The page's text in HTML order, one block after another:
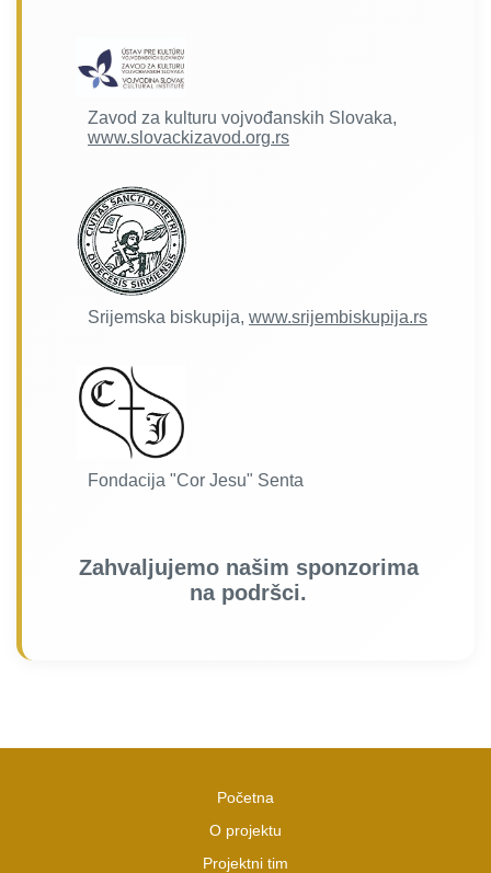
Zavod za kulturu vojvođanskih Slovaka,
www.slovackizavod.org.rs
Srijemska biskupija, www.srijembiskupija.rs
Fondacija "Cor Jesu" Senta
Zahvaljujemo našim sponzorima
na podršci.
Početna
O projektu
Projektni tim